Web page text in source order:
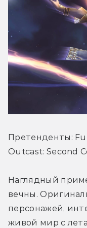
Претенденты:
Outcast: Second
Наглядный
вечны.
персонажей,
живой мир с